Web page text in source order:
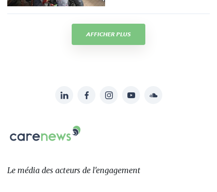
AFFICHER PLUS
sur:
LinkedInFacebookInstagramYouTubeSoundcloud
Carenews,
Le
des
Le média des acteurs de l'engagement